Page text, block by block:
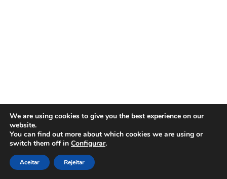
We are using cookies to give you the best experience on our
website.
You can find out more about which cookies we are using or
switch them off in Configurar.
Aceitar Rejeitar